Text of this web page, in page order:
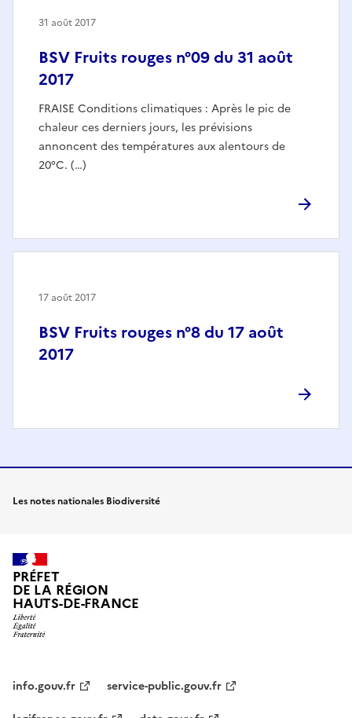
BSV Fruits rouges n°09 du 31 août
2017
FRAISE Conditions climatiques : Après le pic de
chaleur ces derniers jours, les prévisions
annoncent des températures aux alentours de
20°C. (…)
31 août 2017
BSV Fruits rouges n°8 du 17 août
2017
17 août 2017
Les notes nationales Biodiversité
PRÉFET
DE LA RÉGION
HAUTS-DE-FRANCE
info.gouv.fr
service-public.gouv.fr